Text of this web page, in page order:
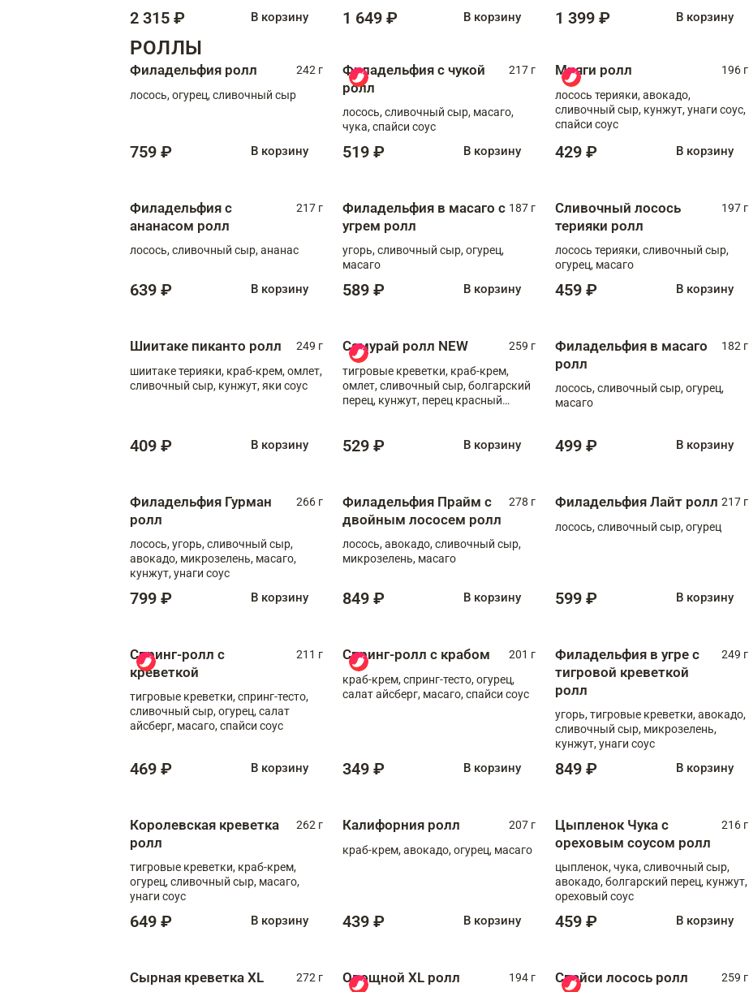
ролл с крабом
2 315 ₽ В корзину 1 649 ₽ В корзину 1 399 ₽ В корзину
РОЛЛЫ
Филадельфия ролл
242 г
лосось, огурец, сливочный сыр
759 ₽ В корзину
Филадельфия с чукой
ролл
217 г
лосось, сливочный сыр, масаго,
чука, спайси соус
519 ₽ В корзину
Мияги ролл
196 г
лосось терияки, авокадо,
сливочный сыр, кунжут, унаги соус,
спайси соус
429 ₽ В корзину
Филадельфия с
ананасом ролл
217 г
лосось, сливочный сыр, ананас
639 ₽ В корзину
Филадельфия в масаго с
угрем ролл
187 г
угорь, сливочный сыр, огурец,
масаго
589 ₽ В корзину
Сливочный лосось
терияки ролл
197 г
лосось терияки, сливочный сыр,
огурец, масаго
459 ₽ В корзину
Шиитаке пиканто ролл
249 г
шиитаке терияки, краб-крем, омлет,
сливочный сыр, кунжут, яки соус
409 ₽ В корзину
Самурай ролл NEW
259 г
тигровые креветки, краб-крем,
омлет, сливочный сыр, болгарский
перец, кунжут, перец красный
529 ₽ В корзину
Филадельфия в масаго
ролл
182 г
лосось, сливочный сыр, огурец,
масаго
499 ₽ В корзину
Филадельфия Гурман
ролл
266 г
лосось, угорь, сливочный сыр,
авокадо, микрозелень, масаго,
кунжут, унаги соус
799 ₽ В корзину
Филадельфия Прайм с
двойным лососем ролл
278 г
лосось, авокадо, сливочный сыр,
микрозелень, масаго
849 ₽ В корзину
Филадельфия Лайт ролл 217 г
лосось, сливочный сыр, огурец
599 ₽ В корзину
Спринг-ролл с
креветкой
211 г
тигровые креветки, спринг-тесто,
сливочный сыр, огурец, салат
айсберг, масаго, спайси соус
469 ₽ В корзину
Спринг-ролл с крабом
201 г
краб-крем, спринг-тесто, огурец,
салат айсберг, масаго, спайси соус
349 ₽ В корзину
Филадельфия в угре с
тигровой креветкой
ролл
249 г
угорь, тигровые креветки, авокадо,
сливочный сыр, микрозелень,
кунжут, унаги соус
849 ₽ В корзину
Королевская креветка
ролл
262 г
тигровые креветки, краб-крем,
огурец, сливочный сыр, масаго,
унаги соус
649 ₽ В корзину
Калифорния ролл
207 г
краб-крем, авокадо, огурец, масаго
439 ₽ В корзину
Цыпленок Чука с
ореховым соусом ролл
216 г
цыпленок, чука, сливочный сыр,
авокадо, болгарский перец, кунжут,
ореховый соус
459 ₽ В корзину
Сырная креветка XL
272 г Овощной XL ролл 194 г Спайси лосось ролл 259 г